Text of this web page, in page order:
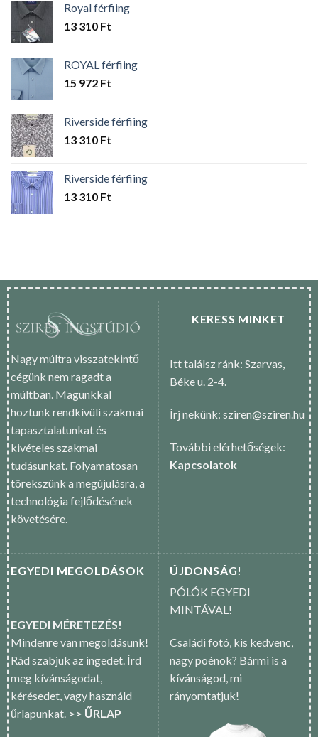
Royal férfiing
13 310 Ft
ROYAL férfiing
15 972 Ft
Riverside férfiing
13 310 Ft
Riverside férfiing
13 310 Ft
Nagy múltra visszatekintő
cégünk nem ragadt a
múltban. Magunkkal
hoztunk rendkívüli szakmai
tapasztalatunkat és
kivételes szakmai
tudásunkat. Folyamatosan
törekszünk a megújulásra, a
technológia fejlődésének
követésére.
KERESS MINKET
Itt találsz ránk: Szarvas,
Béke u. 2-4.
Írj nekünk: sziren@sziren.hu
További elérhetőségek:
Kapcsolatok
EGYEDI MEGOLDÁSOK
EGYEDI MÉRETEZÉS!
Mindenre van megoldásunk!
Rád szabjuk az ingedet. Írd
meg kívánságodat,
kérésedet, vagy használd
űrlapunkat. >> ŰRLAP
ÚJDONSÁG!
PÓLÓK EGYEDI
MINTÁVAL!
Családi fotó, kis kedvenc,
nagy poénok? Bármi is a
kívánságod, mi
rányomtatjuk!